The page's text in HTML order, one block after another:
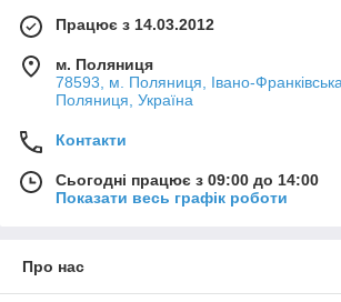
Працює з 14.03.2012
м. Поляниця
78593, м. Поляниця, Івано-
Поляниця, Україна
Контакти
Сьогодні працює з 09:00 до 14:00
Показати весь графік роботи
Про нас